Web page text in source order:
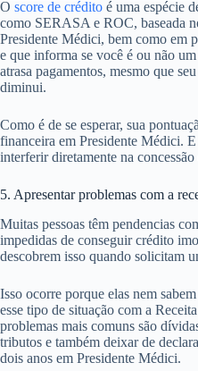
O score de crédito é uma espécie
como SERASA e ROC, baseada
Presidente Médici, bem como em
e que informa se você é ou não
atrasa pagamentos, mesmo que
diminui.
Como é de se esperar, sua
financeira em Presidente Médici.
interferir diretamente na
5. Apresentar problemas com a
Muitas pessoas têm pendencias
impedidas de conseguir crédito
descobrem isso quando solicitam
Isso ocorre porque elas nem
esse tipo de situação com a
problemas mais comuns são
tributos e também deixar de
dois anos em Presidente Médici.